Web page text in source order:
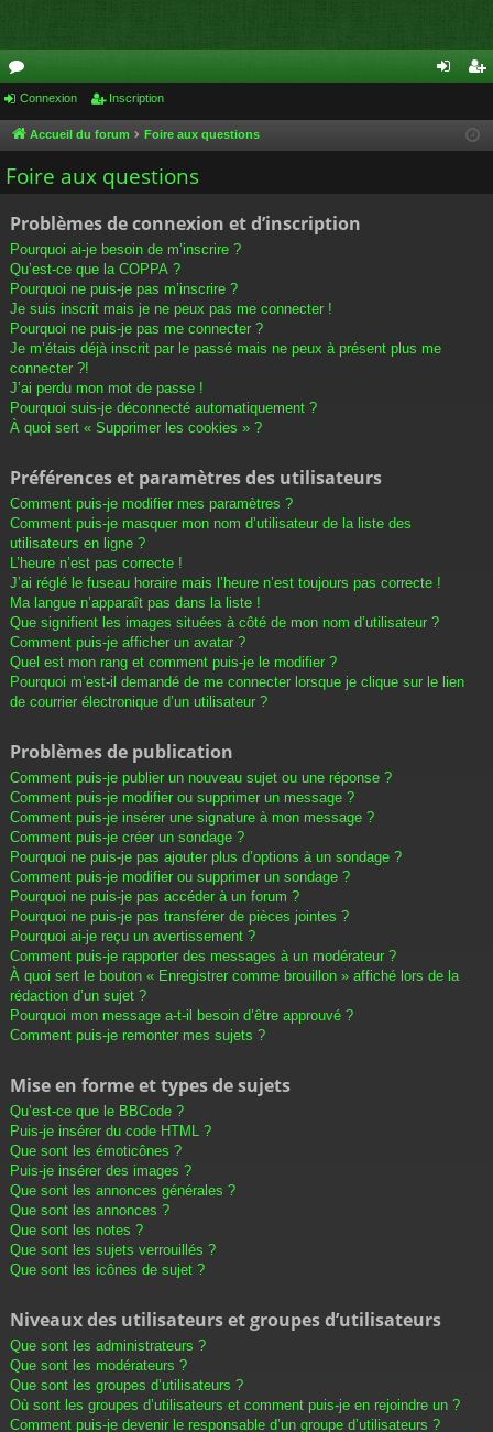
or
u
m
cri
Connexion Inscription
Accueil du forum Foire aux questions
Foire aux questions
Problèmes de connexion et d’inscription
Pourquoi ai-je besoin de m’inscrire ?
Qu’est-ce que la COPPA ?
Pourquoi ne puis-je pas m’inscrire ?
Je suis inscrit mais je ne peux pas me connecter !
Pourquoi ne puis-je pas me connecter ?
Je m’étais déjà inscrit par le passé mais ne peux à présent plus me
connecter ?!
J’ai perdu mon mot de passe !
Pourquoi suis-je déconnecté automatiquement ?
À quoi sert « Supprimer les cookies » ?
Préférences et paramètres des utilisateurs
Comment puis-je modifier mes paramètres ?
Comment puis-je masquer mon nom d’utilisateur de la liste des
utilisateurs en ligne ?
L’heure n’est pas correcte !
J’ai réglé le fuseau horaire mais l’heure n’est toujours pas correcte !
Ma langue n’apparaît pas dans la liste !
Que signifient les images situées à côté de mon nom d’utilisateur ?
Comment puis-je afficher un avatar ?
Quel est mon rang et comment puis-je le modifier ?
Pourquoi m’est-il demandé de me connecter lorsque je clique sur le lien
de courrier électronique d’un utilisateur ?
Problèmes de publication
Comment puis-je publier un nouveau sujet ou une réponse ?
Comment puis-je modifier ou supprimer un message ?
Comment puis-je insérer une signature à mon message ?
Comment puis-je créer un sondage ?
Pourquoi ne puis-je pas ajouter plus d’options à un sondage ?
Comment puis-je modifier ou supprimer un sondage ?
Pourquoi ne puis-je pas accéder à un forum ?
Pourquoi ne puis-je pas transférer de pièces jointes ?
Pourquoi ai-je reçu un avertissement ?
Comment puis-je rapporter des messages à un modérateur ?
À quoi sert le bouton « Enregistrer comme brouillon » affiché lors de la
rédaction d’un sujet ?
Pourquoi mon message a-t-il besoin d’être approuvé ?
Comment puis-je remonter mes sujets ?
Mise en forme et types de sujets
Qu’est-ce que le BBCode ?
Puis-je insérer du code HTML ?
Que sont les émoticônes ?
Puis-je insérer des images ?
Que sont les annonces générales ?
Que sont les annonces ?
Que sont les notes ?
Que sont les sujets verrouillés ?
Que sont les icônes de sujet ?
Niveaux des utilisateurs et groupes d’utilisateurs
Que sont les administrateurs ?
Que sont les modérateurs ?
Que sont les groupes d’utilisateurs ?
Où sont les groupes d’utilisateurs et comment puis-je en rejoindre un ?
Comment puis-je devenir le responsable d’un groupe d’utilisateurs ?